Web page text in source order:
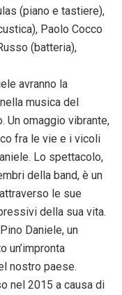
(piano e tastiere),
Paolo Cocco
(batteria),
avranno la
musica del
Un omaggio vibrante,
fra le vie e i vicoli
Lo spettacolo,
della band, è un
le sue
della sua vita.
Daniele, un
un’impronta
nostro paese.
nel 2015 a causa di